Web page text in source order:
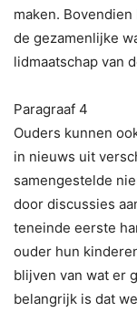
maken.
de gezamenlijke
lidmaatschap van
Paragraaf 4
Ouders kunnen
in nieuws uit
samengestelde
door discussies
teneinde eerste
ouder hun
blijven van wat er
belangrijk is dat